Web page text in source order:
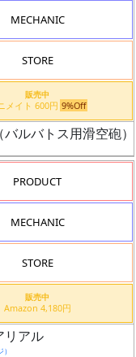
MECHANIC
STORE
販売中
アニメイト 600円 9%Off
ルバトス用滑空砲）
PRODUCT
MECHANIC
STORE
販売中
Amazon 4,180円
リアル